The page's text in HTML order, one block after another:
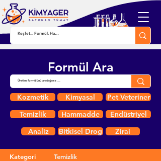
Formül Ara
Kozmetik Kimyasal
Pet Veteriner
Temizlik
Hammadde
Endüstriyel
Analiz
Bitkisel Drog Zirai
Kategori
Temizlik